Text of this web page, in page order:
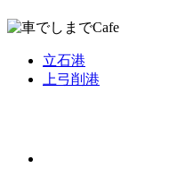
立石港
上弓削港